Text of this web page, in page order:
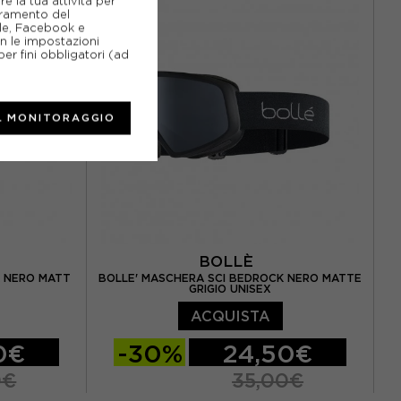
NERO MATT
BOLLÈ
BOLLE' MASCHERA SCI BEDROCK NERO MATTE
GRIGIO UNISEX
ACQUISTA
-30% 24,50€
35,00€
del
Facebook e
le impostazioni
fini obbligatori (ad
MONITORAGGIO